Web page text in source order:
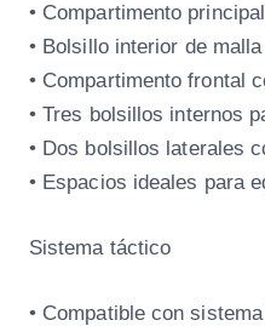
• Compartimento
• Bolsillo interior de
• Compartimento frontal
• Tres bolsillos internos
• Dos bolsillos laterales
• Espacios ideales para
Sistema táctico
• Compatible con